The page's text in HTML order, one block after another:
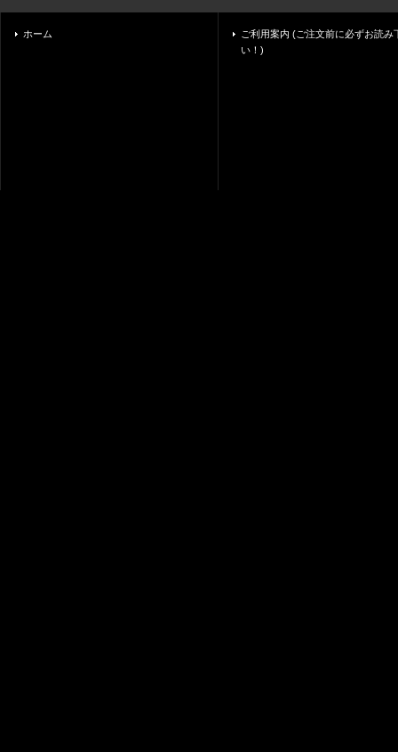
ホーム
ご利用案内 (ご注文前に必ずお読み
い！)